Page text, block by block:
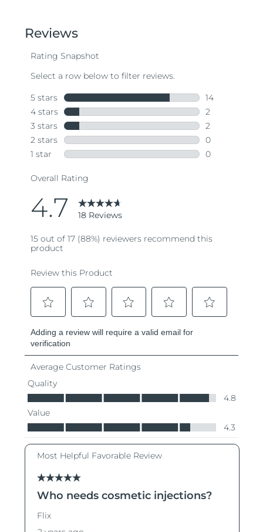
stars,
average
value.
Same
page
link.